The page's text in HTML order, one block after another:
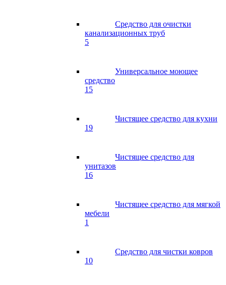
Средство для очистки
канализационных труб
5
Универсальное моющее
средство
15
Чистящее средство для кухни
19
Чистящее средство для
унитазов
16
Чистящее средство для мягкой
мебели
1
Средство для чистки ковров
10